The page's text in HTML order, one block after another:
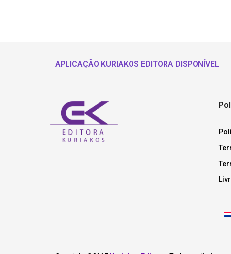
APLICAÇÃO KURIAKOS EDITORA DISPONÍVEL